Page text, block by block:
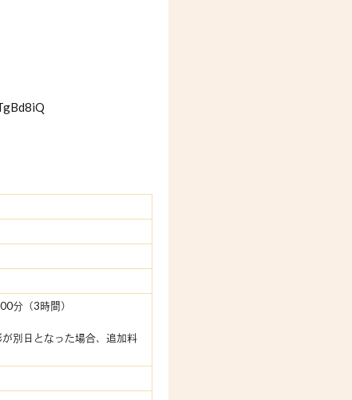
分（3時間）
別日となった場合、追加料